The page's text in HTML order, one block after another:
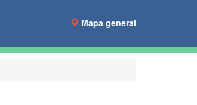
Mapa general